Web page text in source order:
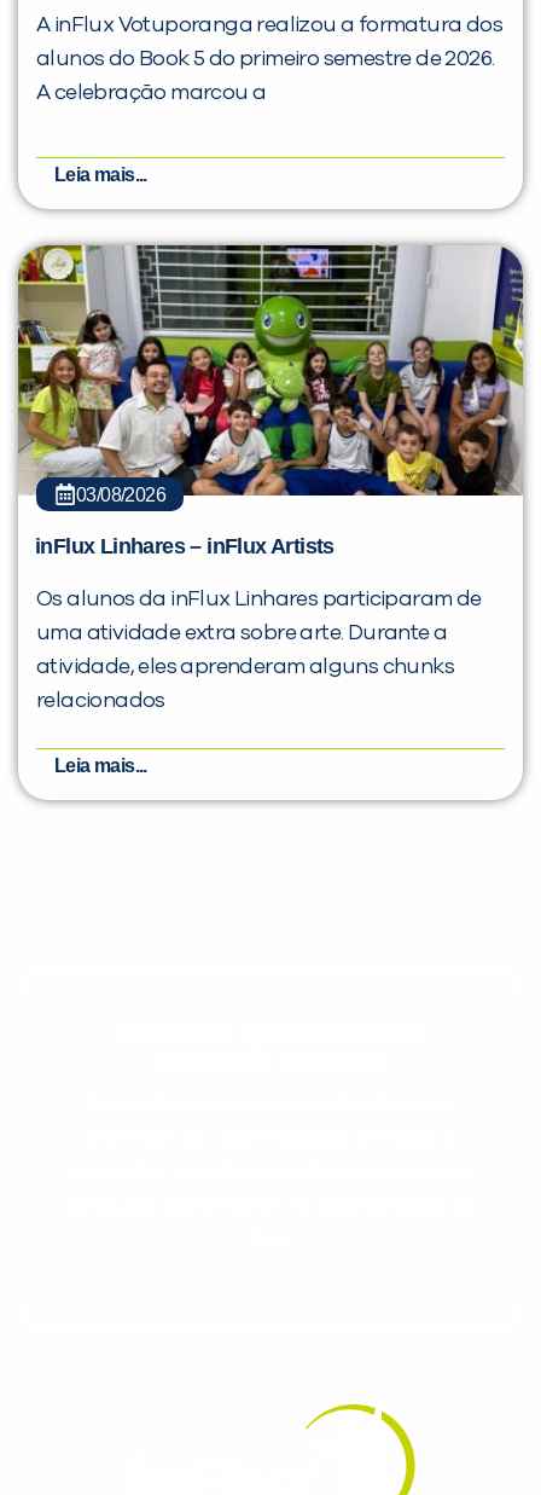
A inFlux Votuporanga realizou a formatura dos
alunos do Book 5 do primeiro semestre de 2026.
A celebração marcou a
Leia mais...
03/08/2026
inFlux Linhares – inFlux Artists
Os alunos da inFlux Linhares participaram de
uma atividade extra sobre arte. Durante a
atividade, eles aprenderam alguns chunks
relacionados
Leia mais...